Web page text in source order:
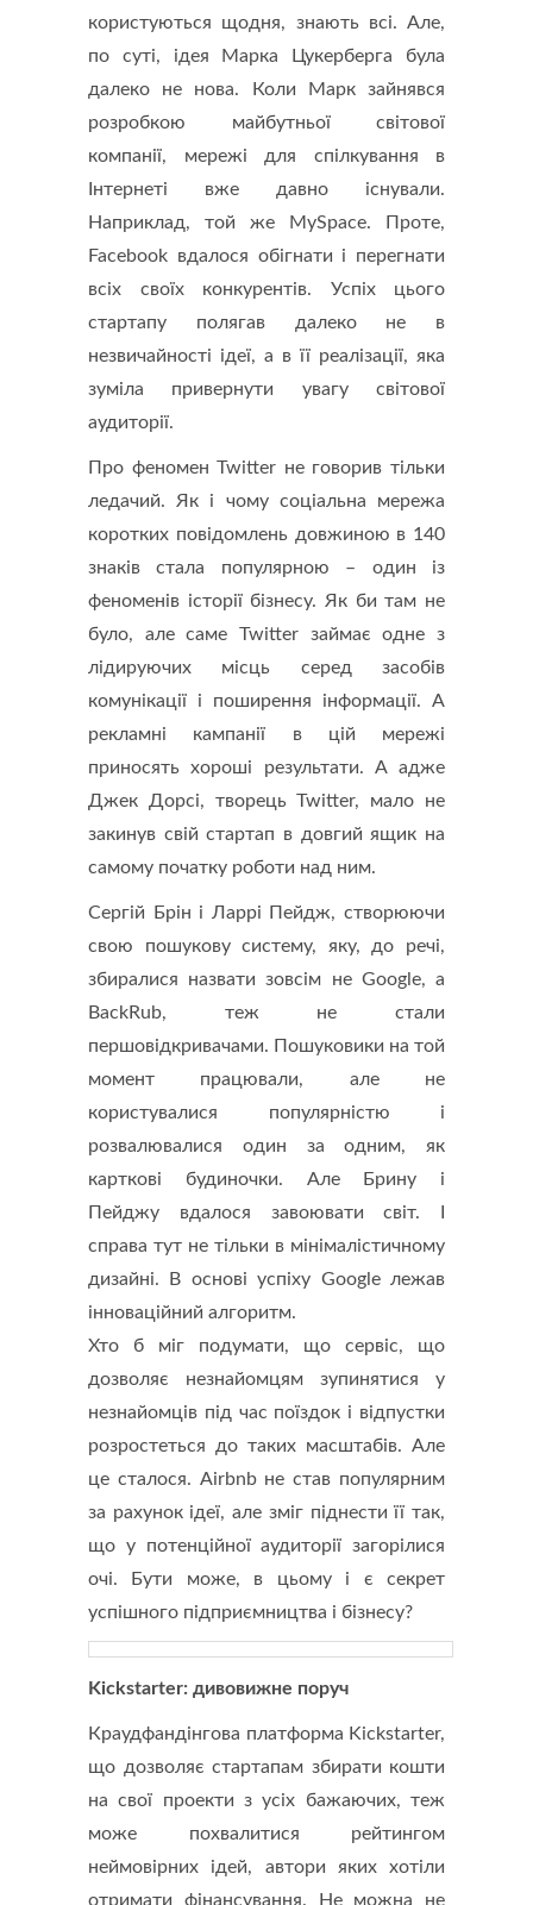
користуються щодня, знають всі. Але,
по суті, ідея Марка Цукерберга була
далеко не нова. Коли Марк зайнявся
розробкою майбутньої світової
компанії, мережі для спілкування в
Інтернеті вже давно існували.
Наприклад, той же MySpace. Проте,
Facebook вдалося обігнати і перегнати
всіх своїх конкурентів. Успіх цього
стартапу полягав далеко не в
незвичайності ідеї, а в її реалізації, яка
зуміла привернути увагу світової
аудиторії.
Про феномен Twitter не говорив тільки
ледачий. Як і чому соціальна мережа
коротких повідомлень довжиною в 140
знаків стала популярною – один із
феноменів історії бізнесу. Як би там не
було, але саме Twitter займає одне з
лідируючих місць серед засобів
комунікації і поширення інформації. А
рекламні кампанії в цій мережі
приносять хороші результати. А адже
Джек Дорсі, творець Twitter, мало не
закинув свій стартап в довгий ящик на
самому початку роботи над ним.
Сергій Брін і Ларрі Пейдж, створюючи
свою пошукову систему, яку, до речі,
збиралися назвати зовсім не Google, а
BackRub, теж не стали
першовідкривачами. Пошуковики на той
момент працювали, але не
користувалися популярністю і
розвалювалися один за одним, як
карткові будиночки. Але Брину і
Пейджу вдалося завоювати світ. І
справа тут не тільки в мінімалістичному
дизайні. В основі успіху Google лежав
інноваційний алгоритм.
Хто б міг подумати, що сервіс, що
дозволяє незнайомцям зупинятися у
незнайомців під час поїздок і відпустки
розростеться до таких масштабів. Але
це сталося. Airbnb не став популярним
за рахунок ідеї, але зміг піднести її так,
що у потенційної аудиторії загорілися
очі. Бути може, в цьому і є секрет
успішного підприємництва і бізнесу?
Kickstarter: дивовижне поруч
Краудфандінгова платформа Kickstarter,
що дозволяє стартапам збирати кошти
на свої проекти з усіх бажаючих, теж
може похвалитися рейтингом
неймовірних ідей, автори яких хотіли
отримати фінансування. Не можна не